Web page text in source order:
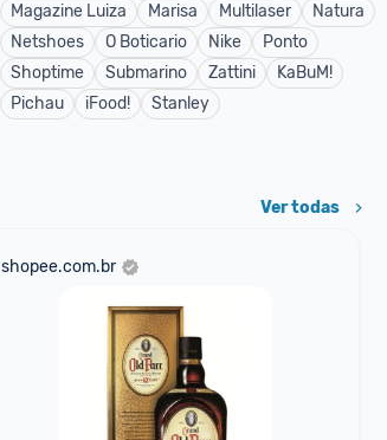
Magazine Luiza
Marisa Multilaser
Natura
Netshoes
O Boticario Nike
Ponto
Shoptime
Submarino Zattini
KaBuM!
Pichau
iFood! Stanley
Ver todas
shopee.com.br